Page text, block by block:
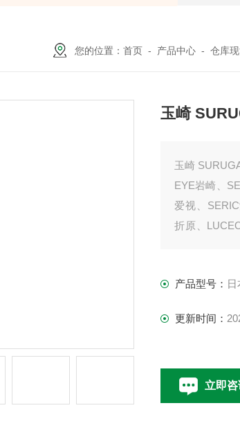
您的位置：首页 - 产品中心 -仓库
玉崎
玉崎
EYE岩崎、
爱视、
折原、
产品型号：
更新时间：
立即